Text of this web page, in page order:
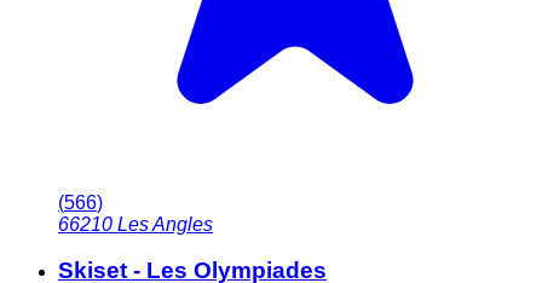
(566)
66210 Les Angles
Skiset - Les Olympiades